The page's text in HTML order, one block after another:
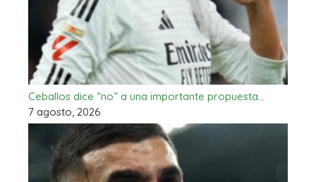
Ceballos dice “no” a una importante propuesta…
7 agosto, 2026